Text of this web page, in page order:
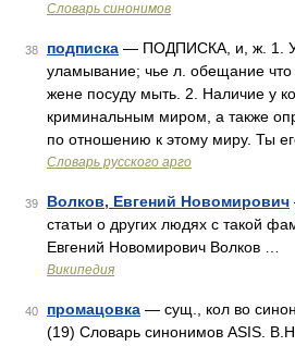
Словарь синонимов
38 подписка — ПОДПИСКА, и, ж. 1.
уламывание; чье л. обещание что
жене посуду мыть. 2. Наличие у
криминальным миром, а также
по отношению к этому миру. Ты
Словарь русского арго
39 Волков, Евгений Новомирович
статьи о других людях с такой
Евгений Новомирович Волков …
Википедия
40 промацовка — сущ., кол во
(19) Словарь синонимов ASIS.